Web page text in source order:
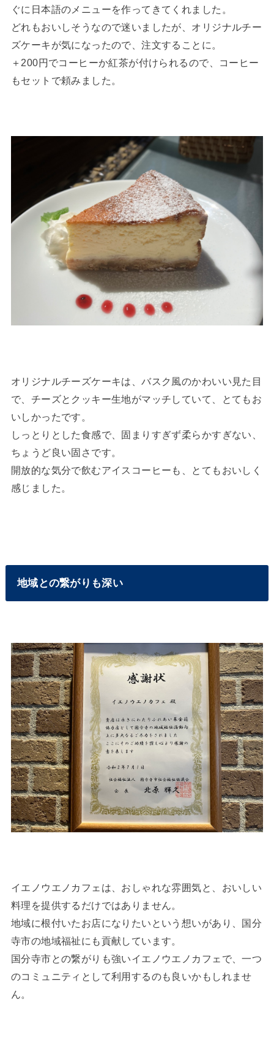
ぐに日本語のメニューを作ってきてくれました。
どれもおいしそうなので迷いましたが、オリジナルチー
ズケーキが気になったので、注文することに。
＋200円でコーヒーか紅茶が付けられるので、コーヒー
もセットで頼みました。
オリジナルチーズケーキは、バスク風のかわいい見た目
で、チーズとクッキー生地がマッチしていて、とてもお
いしかったです。
しっとりとした食感で、固まりすぎず柔らかすぎない、
ちょうど良い固さです。
開放的な気分で飲むアイスコーヒーも、とてもおいしく
感じました。
地域との繋がりも深い
イエノウエノカフェは、おしゃれな雰囲気と、おいしい
料理を提供するだけではありません。
地域に根付いたお店になりたいという想いがあり、国分
寺市の地域福祉にも貢献しています。
国分寺市との繋がりも強いイエノウエノカフェで、一つ
のコミュニティとして利用するのも良いかもしれませ
ん。